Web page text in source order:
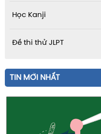
Học Kanji
Đề thi thử JLPT
TIN MỚI NHẤT